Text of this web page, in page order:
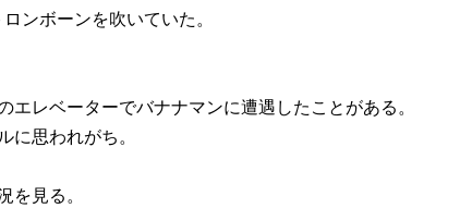
ンボーンを吹いていた。
エレベーターでバナナマンに遭遇したことがある。
に思われがち。
を見る。